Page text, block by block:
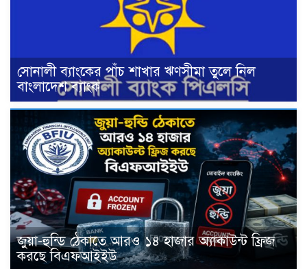
সোনালী ব্যাংকের পাঁচ শাখার ঋণসীমা তুলে নিল
বাংলাদেশ ব্যাংক
জুয়া-হুন্ডি ঠেকাতে আরও ১৪ হাজার অ্যাকাউন্ট ফ্রিজ
করছে বিএফআইইউ